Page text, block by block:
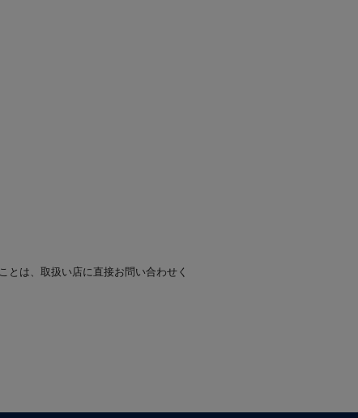
は、取扱い店に直接お問い合わせく